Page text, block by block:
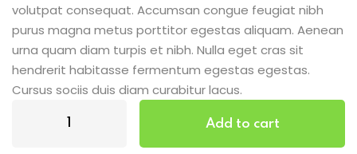
volutpat consequat. Accumsan congue feugiat nibh
purus magna metus porttitor egestas aliquam. Aenean
urna quam diam turpis et nibh. Nulla eget cras sit
hendrerit habitasse fermentum egestas egestas.
Cursus sociis duis diam curabitur lacus.
Add to cart